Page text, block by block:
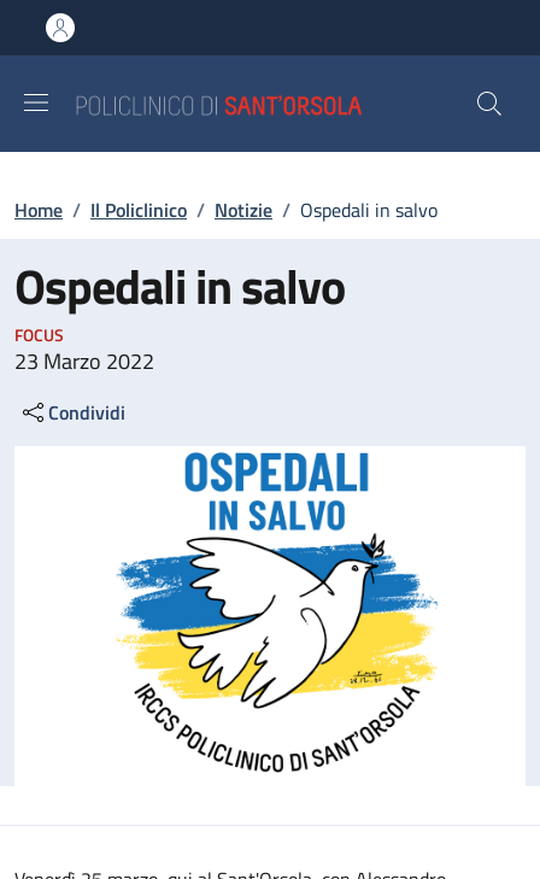
al contenuto principale
to footer content
Briciole di pane
Home / Il Policlinico / Notizie / Ospedali in salvo
Ospedali in salvo
FOCUS
23 Marzo 2022
Condividi